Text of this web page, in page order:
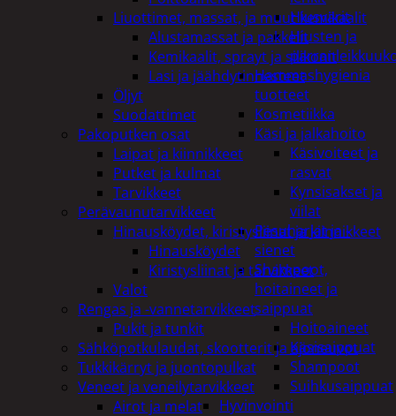
Hiusvärit
Hiusten ja
Hammashygienia
tuotteet
Kosmetiikka
Käsi ja jalkahoito
Käsivoiteet ja
rasvat
Kynsisakset ja
viilat
Pesuharjat ja -
sienet
Shampoot,
hoitaineet ja
saippuat
Hoitoaineet
Käsisaippuat
Shampoot
Suihkusaippuat
Hyvinvointi
Liuottimet, massat, ja muut kemikaalit
Alustamassat ja pakkelit
Kemikaalit, sprayt ja silikonit
Lasi ja jäähdytinnesteet
Öljyt
Suodattimet
Pakoputken osat
Laipat ja kiinnikkeet
Putket ja kulmat
Tarvikkeet
Perävaunutarvikkeet
Hinausköydet, kiristysliinat ja kiinnikkeet
Hinausköydet
Kiristysliinat ja tarvikkeet
Valot
Rengas ja -vannetarvikkeet
Pukit ja tunkit
Sähköpotkulaudat, skootterit ja ajoneuvot
Tukkikärryt ja juontopulkat
Veneet ja veneilytarvikkeet
Airot ja melat